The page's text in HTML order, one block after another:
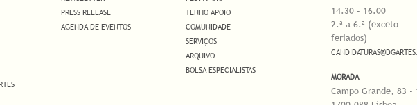
PRESS RELEASE
AGENDA DE EVENTOS
TENHO APOIO
COMUNIDADE
SERVIÇOS
ARQUIVO
BOLSA ESPECIALISTAS
14.30 - 16.00
2.ª a 6.ª (exceto
feriados)
MORADA
Campo Grande, 83 -